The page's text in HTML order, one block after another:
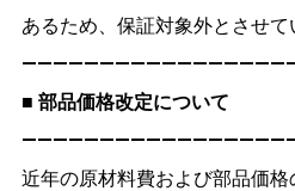
あるため、保証対象外とさせて
■ 部品価格改定について
近年の原材料費および部品価